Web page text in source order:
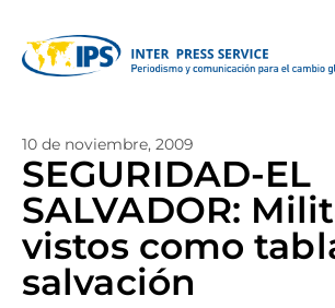
10 de noviembre, 2009
SEGURIDAD-EL
SALVADOR:
vistos como
salvación